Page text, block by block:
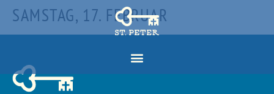
SAMSTAG, 17. FEBRUAR